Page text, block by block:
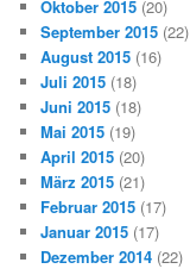
Oktober 2015 (20)
September 2015 (22)
August 2015 (16)
Juli 2015 (18)
Juni 2015 (18)
Mai 2015 (19)
April 2015 (20)
März 2015 (21)
Februar 2015 (17)
Januar 2015 (17)
Dezember 2014 (22)